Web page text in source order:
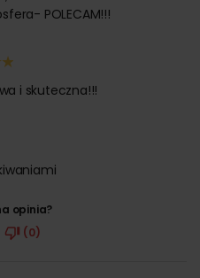
POLECAM!!!
i skuteczna!!!
opinia?
(0)